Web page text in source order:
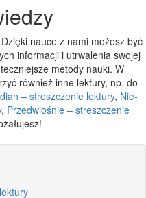
nauce z nami możesz być
informacji i utrwalenia swojej
metody nauki. W
również inne lektury, np. do
– streszczenie lektury, Nie-
, Przedwiośnie – streszczenie